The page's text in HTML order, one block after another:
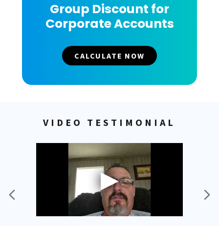
Group Discount for
Corporate Accounts
CALCULATE NOW
VIDEO TESTIMONIAL